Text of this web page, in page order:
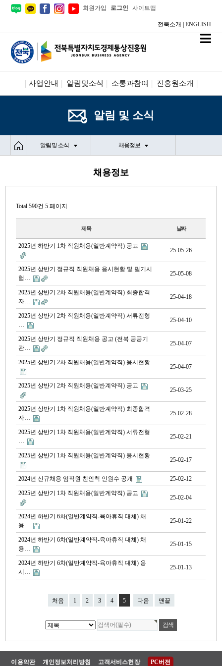
회원가입 로그인 사이트맵
전북소개 ENGLISH
사업안내 알림및소식 소통과참여 진흥원소개
알림 및 소식
알림 및 소식 채용정보
채용정보
Total 590건 5 페이지
제목 날짜
2025년 하반기 1차 직원채용(일반계약직) 공고
25-05-26
2025년 상반기 정규직 직원채용 응시현황 및 필기시
험…
25-05-08
2025년 상반기 2차 직원채용(일반계약직) 최종합격
자…
25-04-18
2025년 상반기 2차 직원채용(일반계약직) 서류전형
…
25-04-10
2025년 상반기 정규직 직원채용 공고 (전북 공공기
관…
25-04-07
2025년 상반기 2차 직원채용(일반계약직) 응시현황
25-04-07
2025년 상반기 2차 직원채용(일반계약직) 공고
25-03-25
2025년 상반기 1차 직원채용(일반계약직) 최종합격
자…
25-02-28
2025년 상반기 1차 직원채용(일반계약직) 서류전형
…
25-02-21
2025년 상반기 1차 직원채용(일반계약직) 응시현황
25-02-17
2024년 신규채용 임직원 친인척 인원수 공개 25-02-12
2025년 상반기 1차 직원채용(일반계약직) 공고
25-02-04
2024년 하반기 6차(일반계약직-육아휴직 대체) 채
용…
25-01-22
2024년 하반기 6차(일반계약직-육아휴직 대체) 채
용…
25-01-15
2024년 하반기 6차(일반계약직-육아휴직 대체) 응
시…
25-01-13
처음 1 2 3 4 5 다음 맨끝
이용약관 개인정보처리방침 고객서비스헌장 PC버전